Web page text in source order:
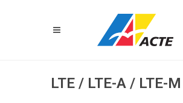
LTE / LTE-A / LTE-M